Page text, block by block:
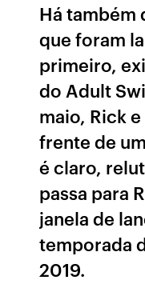
Há também
que foram
primeiro,
do Adult
maio, Rick
frente de
é claro,
passa para
janela de
temporada
2019.